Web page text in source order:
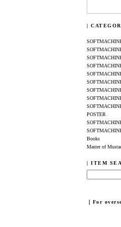
|
POSTER
Books
Master of
| ITEM
｜For